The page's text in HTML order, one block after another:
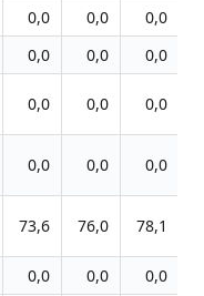
0,0 0,0
0,0
0,0 0,0
0,0
0,0 0,0 0,0
0,0 0,0 0,0
73,6 76,0 78,1
0,0 0,0
0,0